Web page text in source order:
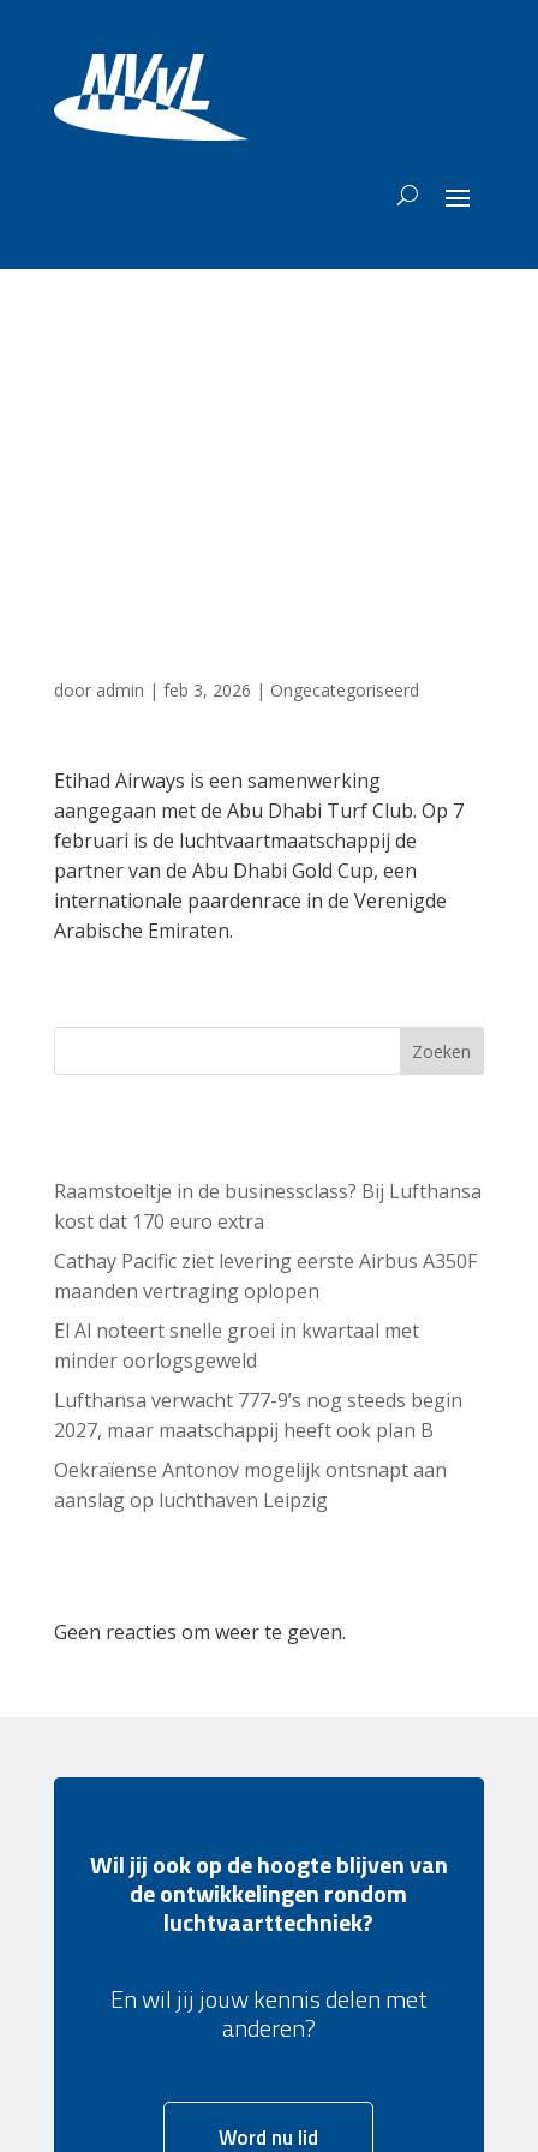
door admin | feb 3, 2026 | Ongecategoriseerd
Etihad Airways is een samenwerking
aangegaan met de Abu Dhabi Turf Club. Op 7
februari is de luchtvaartmaatschappij de
partner van de Abu Dhabi Gold Cup, een
internationale paardenrace in de Verenigde
Arabische Emiraten.
Zoeken
Raamstoeltje in de businessclass? Bij Lufthansa
kost dat 170 euro extra
Cathay Pacific ziet levering eerste Airbus A350F
maanden vertraging oplopen
El Al noteert snelle groei in kwartaal met
minder oorlogsgeweld
Lufthansa verwacht 777-9’s nog steeds begin
2027, maar maatschappij heeft ook plan B
Oekraïense Antonov mogelijk ontsnapt aan
aanslag op luchthaven Leipzig
Geen reacties om weer te geven.
Wil jij ook op de hoogte blijven van
de ontwikkelingen rondom
luchtvaarttechniek?
En wil jij jouw kennis delen met
anderen?
Word nu lid